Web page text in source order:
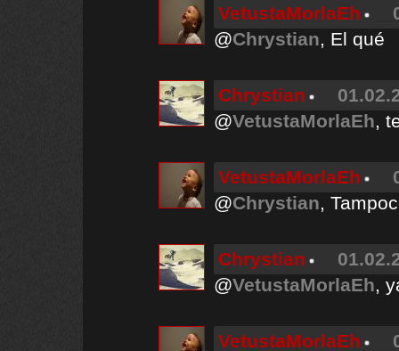
VetustaMorlaEh
@Chrystian, El qué
Chrystian
@VetustaMorlaEh,
VetustaMorlaEh
@Chrystian,
Chrystian
@VetustaMorlaEh,
VetustaMorlaEh